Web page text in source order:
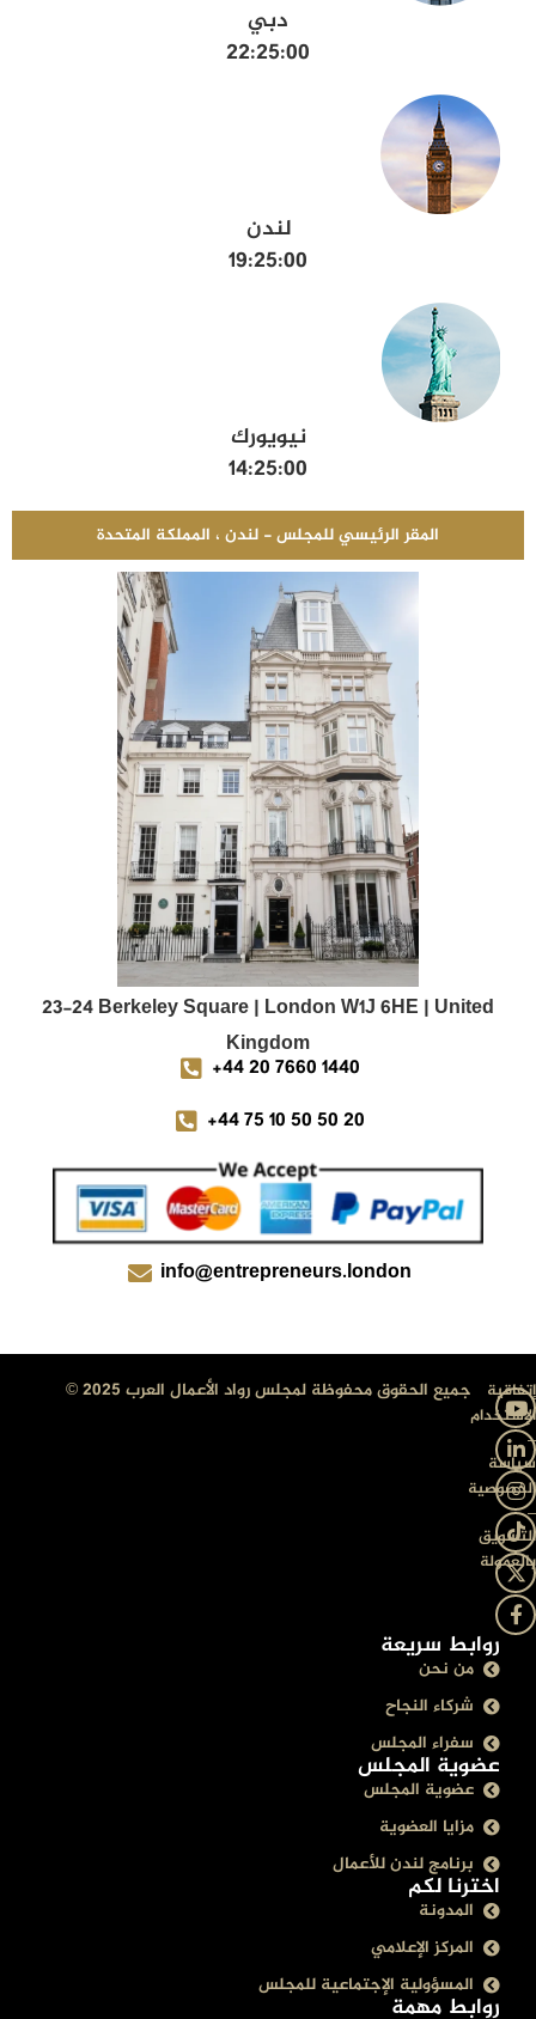
نيويورك
14:25:01
لندن
19:25:01
دبي
22:25:01
المقر الرئيسي للمجلس - لندن ، المملكة المتحدة
23-24 Berkeley Square | London W1J 6HE | United
Kingdom
info@entrepreneurs.london
+44 75 10 50 50 20
+44 20 7660 1440
روابط مهمة
اخترنا لكم
المدونة
المركز الإعلامي
المسؤولية الإجتماعية للمجلس
عضوية المجلس
عضوية المجلس
مزايا العضوية
برنامج لندن للأعمال
روابط سريعة
من نحن
شركاء النجاح
سفراء المجلس
جميع الحقوق محفوظة لمجلس رواد الأعمال العرب 2025 ©
إتفاقية
الإستخدام
–
سياسة
الخصوصية
–
التسويق
بالعمولة